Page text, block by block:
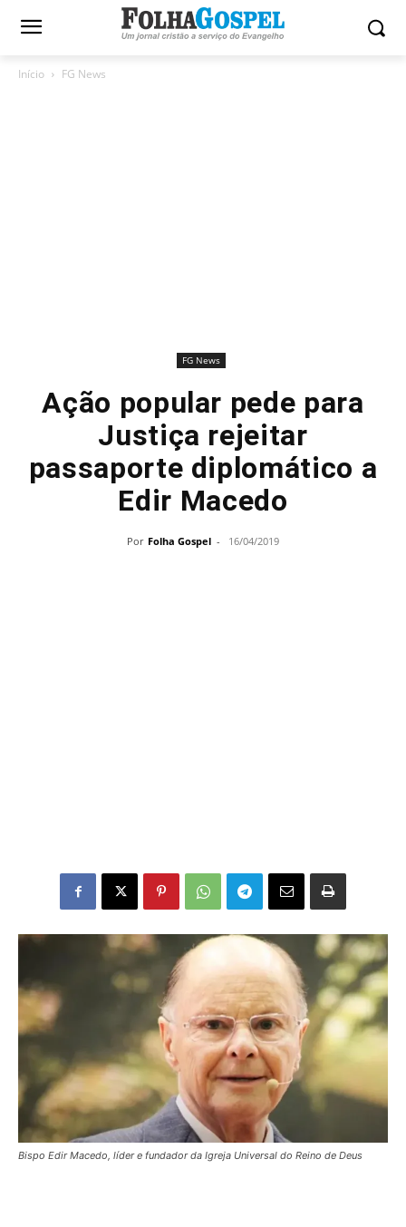
Início FG News
FG News
Ação popular pede para
Justiça rejeitar
passaporte diplomático a
Edir Macedo
Por Folha Gospel - 16/04/2019
Bispo Edir Macedo, líder e fundador da Igreja Universal do Reino de Deus